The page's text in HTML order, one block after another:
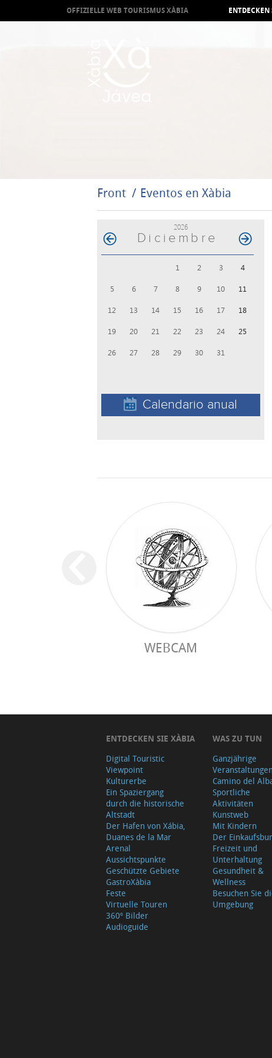
OFFIZIELLE WEB TOURISMUS XÀBIA
Front Eventos en Xàbia
2026
Diciembre
1 2 3 4
5 6 7 8 9 10 11
12 13 14 15 16 17 18
19 20 21 22 23 24 25
26 27 28 29 30 31
Calendario anual
WEBCAM
ENTDECKEN SIE XÀBIA
Digital Touristic
Viewpoint
Kulturerbe
Ein Spaziergang
durch die historische
Altstadt
Der Hafen von Xábia,
Duanes de la Mar
Arenal
Aussichtspunkte
Geschützte Gebiete
GastroXàbia
Feste
Virtuelle Touren
360º Bilder
Audioguide
WAS ZU TUN
Ganzjährige
Veranstaltungen
Camino del
Sportliche
Aktivitäten
Kunstweb
Mit Kindern
Der
Freizeit und
Unterhaltung
Gesundheit &
Wellness
Besuchen Sie
Umgebung